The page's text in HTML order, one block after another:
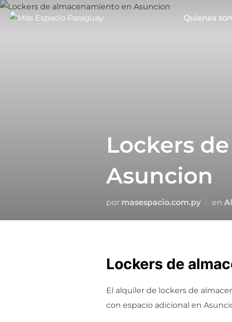
Saltar
Quienes
Lockers
Asuncion
por masespacio.com.py en
Lockers de
El alquiler de lockers de
con espacio adicional en